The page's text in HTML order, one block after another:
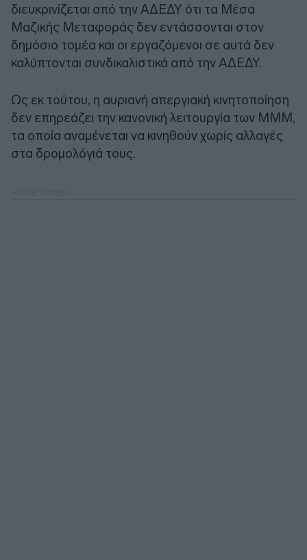
διευκρινίζεται από την ΑΔΕΔΥ ότι τα Μέσα
Μαζικής Μεταφοράς δεν εντάσσονται στον
δημόσιο τομέα και οι εργαζόμενοι σε αυτά δεν
καλύπτονται συνδικαλιστικά από την ΑΔΕΔΥ.
Ως εκ τούτου, η αυριανή απεργιακή κινητοποίηση
δεν επηρεάζει την κανονική λειτουργία των ΜΜΜ,
τα οποία αναμένεται να κινηθούν χωρίς αλλαγές
στα δρομολόγιά τους.